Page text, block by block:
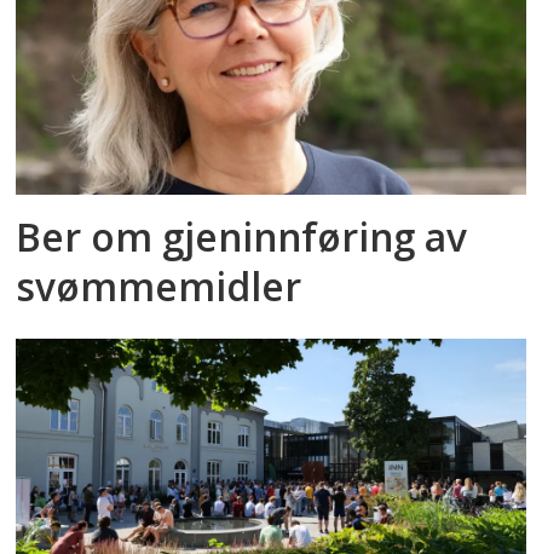
Ber om gjeninnføring av
svømmemidler